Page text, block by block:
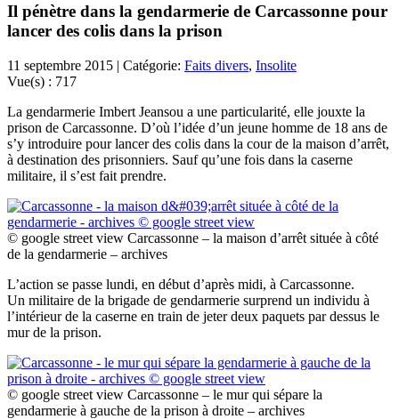
Il pénètre dans la gendarmerie de Carcassonne pour
lancer des colis dans la prison
11 septembre 2015 | Catégorie: Faits divers, Insolite
Vue(s) : 717
La gendarmerie Imbert Jeansou a une particularité, elle jouxte la
prison de Carcassonne. D’où l’idée d’un jeune homme de 18 ans de
s’y introduire pour lancer des colis dans la cour de la maison d’arrêt,
à destination des prisonniers. Sauf qu’une fois dans la caserne
militaire, il s’est fait prendre.
© google street view Carcassonne – la maison d’arrêt située à côté
de la gendarmerie – archives
L’action se passe lundi, en début d’après midi, à Carcassonne.
Un militaire de la brigade de gendarmerie surprend un individu à
l’intérieur de la caserne en train de jeter deux paquets par dessus le
mur de la prison.
© google street view Carcassonne – le mur qui sépare la
gendarmerie à gauche de la prison à droite – archives